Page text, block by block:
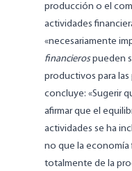
producción o el
actividades
«necesariamente
financierospueden
productivos para
concluye: «Sugerir
afirmar que el
actividades se ha
no que la economía
totalmente de la